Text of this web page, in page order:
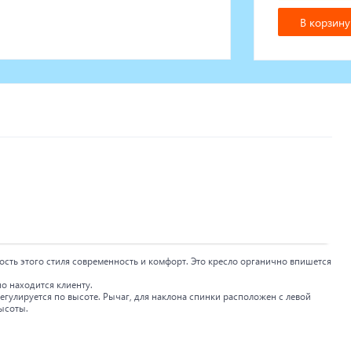
В корзину
этого стиля современность и комфорт. Это кресло органично впишется
находится клиенту.
по высоте. Рычаг, для наклона спинки расположен с левой